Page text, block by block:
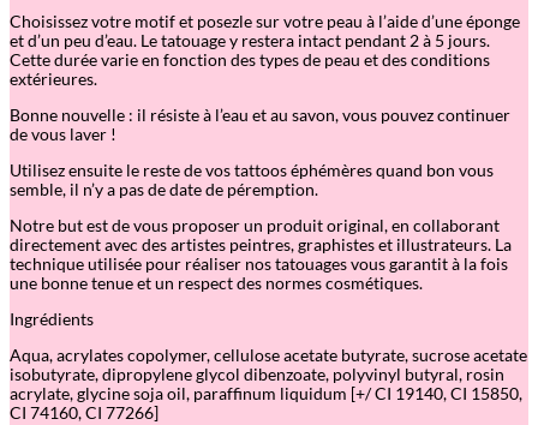
g
e
é
p
é
m
è
r
e
:
G
i
r
l
b
o
s
s
–
S
Choisissez votre motif et posezle sur votre peau à l’aide d’une éponge
et d’un peu d’eau. Le tatouage y restera intact pendant 2 à 5 jours.
Cette durée varie en fonction des types de peau et des conditions
extérieures.
Bonne nouvelle : il résiste à l’eau et au savon, vous pouvez continuer
de vous laver !
Utilisez ensuite le reste de vos tattoos éphémères quand bon vous
semble, il n’y a pas de date de péremption.
Notre but est de vous proposer un produit original, en collaborant
directement avec des artistes peintres, graphistes et illustrateurs. La
technique utilisée pour réaliser nos tatouages vous garantit à la fois
une bonne tenue et un respect des normes cosmétiques.
Ingrédients
Aqua, acrylates copolymer, cellulose acetate butyrate, sucrose acetate
isobutyrate, dipropylene glycol dibenzoate, polyvinyl butyral, rosin
acrylate, glycine soja oil, paraffinum liquidum [+/ CI 19140, CI 15850,
CI 74160, CI 77266]